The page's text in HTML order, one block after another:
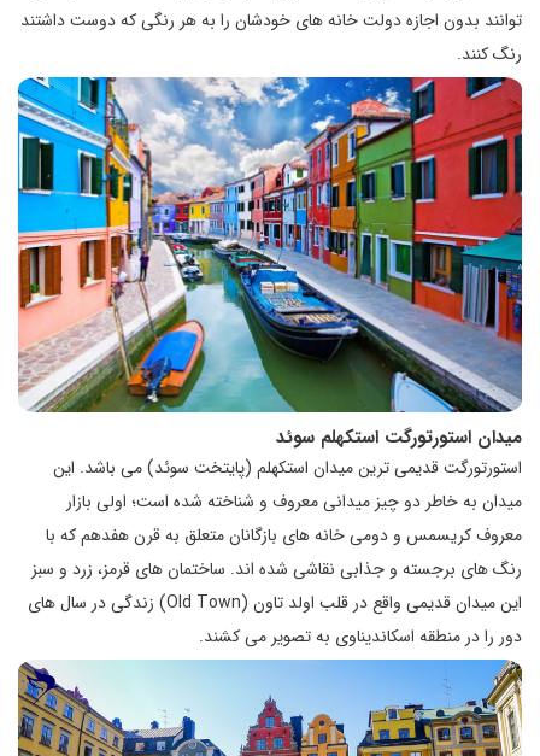
توانند بدون اجازه دولت خانه های خودشان را به هر رنگی که دوست داشتند
رنگ کنند.
میدان استورتورگت استکهلم سوئد
استورتورگت قدیمی ترین میدان استکهلم (پایتخت سوئد) می باشد. این
میدان به خاطر دو چیز میدانی معروف و شناخته شده است؛ اولی بازار
معروف کریسمس و دومی خانه های بازگانان متعلق به قرن هفدهم که با
رنگ های برجسته و جذابی نقاشی شده اند. ساختمان های قرمز، زرد و سبز
این میدان قدیمی واقع در قلب اولد تاون (Old Town) زندگی در سال های
دور را در منطقه اسکاندیناوی به تصویر می کشند.